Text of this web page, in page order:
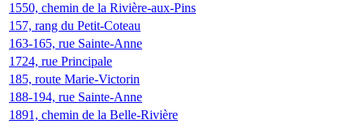
1550, chemin de la Rivière-aux-Pins
157, rang du Petit-Coteau
163-165, rue Sainte-Anne
1724, rue Principale
185, route Marie-Victorin
188-194, rue Sainte-Anne
1891, chemin de la Belle-Rivière